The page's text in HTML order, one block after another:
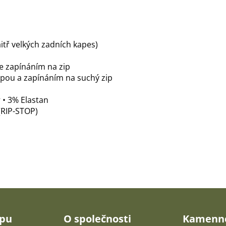
velkých zadních kapes)
zapínáním na zip
a zapínáním na suchý zip
3% Elastan
STOP)
O společnosti